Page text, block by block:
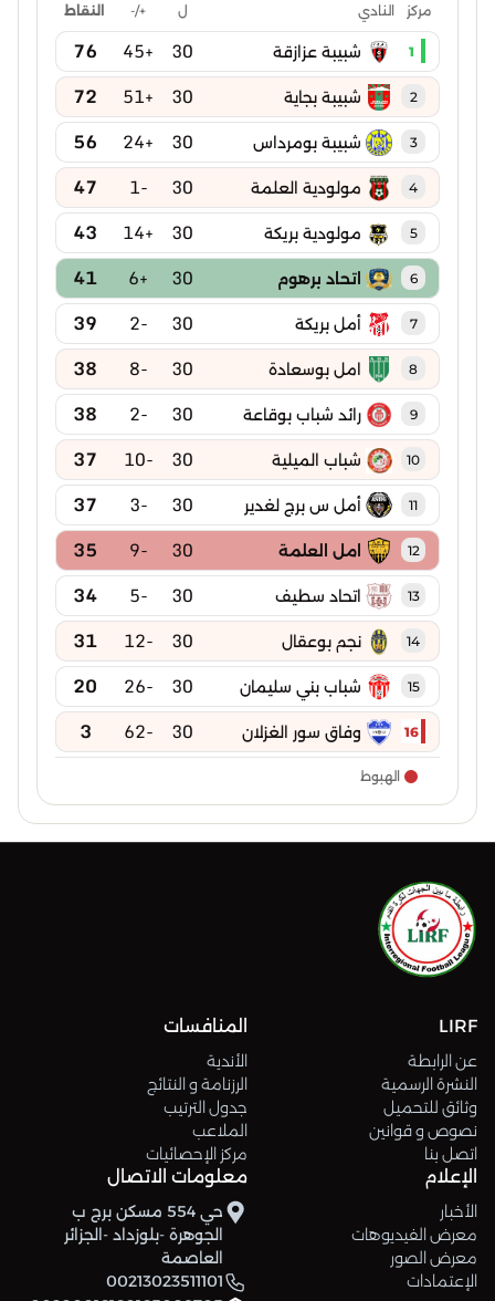
مركز النادي ل +/- النقاط
1 شبيبة عزازقة 30
+45
76
2 شبيبة بجاية 30
+51
72
3 شبيبة بومرداس 30
+24
56
4 مولودية العلمة 30
-1
47
5 مولودية بريكة 30
+14
43
6 اتحاد برهوم 30
+6
41
7 أمل بريكة 30
-2
39
8 امل بوسعادة 30
-8
38
9 رائد شباب بوقاعة 30
-2
38
10 شباب الميلية 30
-10
37
11 أمل س برج لغدير 30
-3
37
12 امل العلمة 30
-9
35
13 اتحاد سطيف 30
-5
34
14 نجم بوعقال 30
-12
31
15 شباب بني سليمان 30
-26
20
16 وفاق سور الغزلان 30
-62
3
الهبوط
LIRF
عن الرابطة
النشرة الرسمية
وثائق للتحميل
نصوص و قوانين
اتصل بنا
المنافسات
الأندية
الرزنامة و النتائج
جدول الترتيب
الملاعب
مركز الإحصائيات
الإعلام
الأخبار
معرض الفيديوهات
معرض الصور
الإعتمادات
معلومات الاتصال
حي 554 مسكن برج ب
الجوهرة -بلوزداد -الجزائر
العاصمة
00213023511101